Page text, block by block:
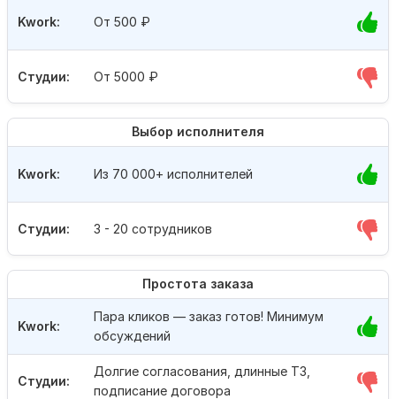
Студии: От 5000 ₽
Kwork: От 500 ₽
Выбор исполнителя
Студии: 3 - 20 сотрудников
Kwork: Из 70 000+ исполнителей
Простота заказа
Студии:
Долгие согласования, длинные ТЗ,
подписание договора
Kwork:
Пара кликов — заказ готов! Минимум
обсуждений